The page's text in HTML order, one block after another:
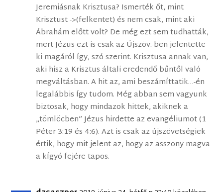
Jeremiásnak Krisztusa? Ismerték őt, mint
Krisztust ->(felkentet) és nem csak, mint aki
Ábrahám előtt volt? De még ezt sem tudhatták,
mert Jézus ezt is csak az Újszöv.-ben jelentette
ki magáról Így, szó szerint. Krisztusa annak van,
aki hisz a Krisztus általi eredendő bűntől való
megváltásban. A hit az, ami beszámÍttatik…-én
legalábbis Így tudom. Még abban sem vagyunk
biztosak, hogy mindazok hittek, akiknek a
„tömlöcben” Jézus hirdette az evangéliumot (1
Péter 3:19 és 4:6). Azt is csak az újszövetségiek
értik, hogy mit jelent az, hogy az asszony magva
a kÍgyó fejére tapos.